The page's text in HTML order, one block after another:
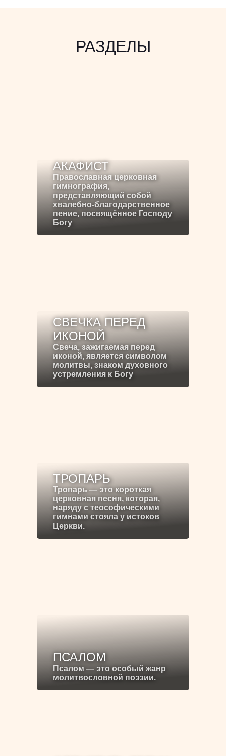
РАЗДЕЛЫ
АКАФИСТ
Православная церковная
гимнография,
представляющий собой
хвалебно-благодарственное
пение, посвящённое Господу
Богу
СВЕЧКА ПЕРЕД
ИКОНОЙ
Свеча, зажигаемая перед
иконой, является символом
молитвы, знаком духовного
устремления к Богу
ТРОПАРЬ
Тропарь — это короткая
церковная песня, которая,
наряду с теософическими
гимнами стояла у истоков
Церкви.
ПСАЛОМ
Псалом — это особый жанр
молитвословной поэзии.